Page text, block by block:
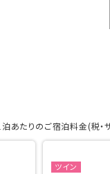
あたりのご宿泊料金(税・サ
ツイン